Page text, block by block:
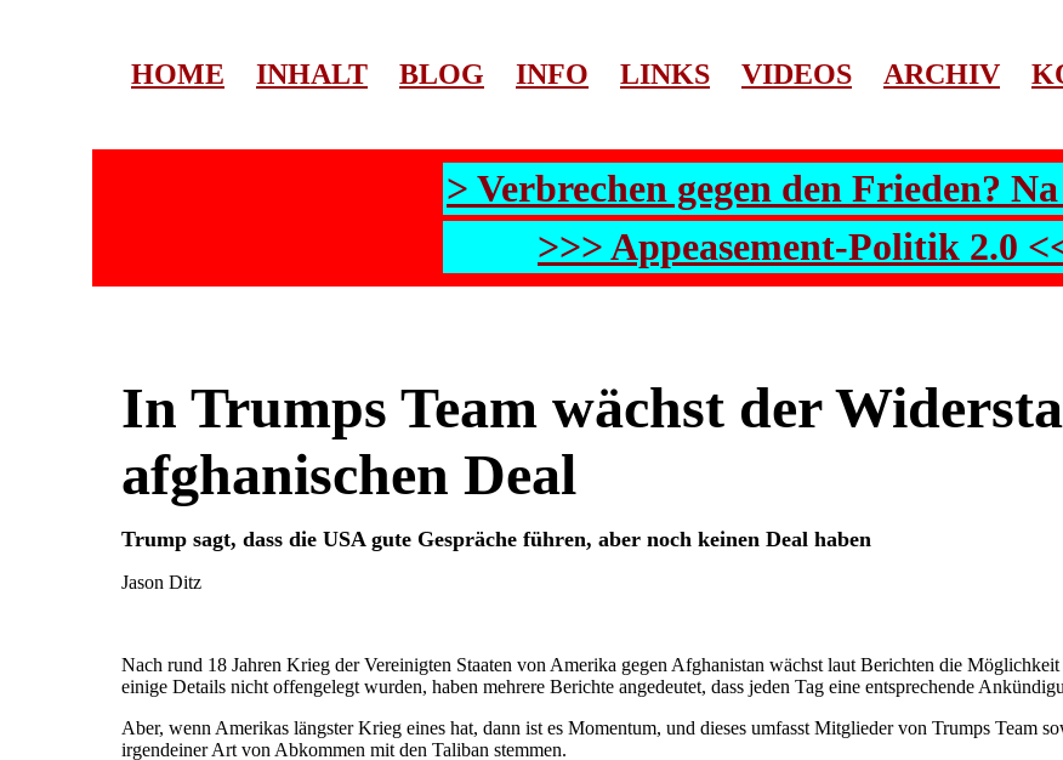
HOME INHALT BLOG INFO LINKS VIDEOS ARCHIV
> Verbrechen gegen den Frieden?
>>> Appeasement-Politik 2.0
In Trumps Team wächst der
afghanischen Deal
Trump sagt, dass die USA gute Gespräche führen, aber noch keinen Deal haben
Jason Ditz
Nach rund 18 Jahren Krieg der Vereinigten Staaten von Amerika gegen Afghanistan wächst laut Berichten die
einige Details nicht offengelegt wurden, haben mehrere Berichte angedeutet, dass jeden Tag eine entsprechende
Aber, wenn Amerikas längster Krieg eines hat, dann ist es Momentum, und dieses umfasst Mitglieder von Trumps Team
irgendeiner Art von Abkommen mit den Taliban stemmen.